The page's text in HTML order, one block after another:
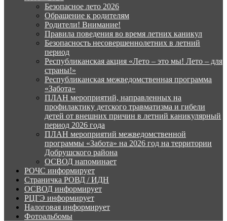
Безопасное лето 2026
Обращение к родителям
Родители! Внимание!
Правила поведения во время летних каникул
Безопасность несовершеннолетних в летний
период
Республиканская акция «Лето – это мы! Лето – для
страны!»
Республиканская межведомственная программа
«Забота»
ПЛАН мероприятий, направленных на
профилактику детского травматизма и гибели
детей от внешних причин в летний каникулярный
период 2026 года
ПЛАН мероприятий межведомственной
программы «Забота» на 2026 год на территории
Добрушского района
ОСВОД напоминает
РОЧС информирует
Страничка РОВД / ИДН
ОСВОД информирует
РЦГЭ информирует
Налоговая информирует
Фотоальбомы